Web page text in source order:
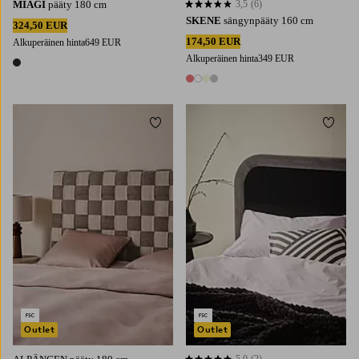
MIAGI pääty 180 cm
324,50 EUR
Alkuperäinen hinta649 EUR
1 väri
SKENE sängynpääty 160 cm
174,50 EUR
Alkuperäinen hinta349 EUR
4 värejä
3,5 perustuen 6 arvosanaan
3,5 (6)
Outlet
Lisää suosikkeihin
Outlet
Lisää